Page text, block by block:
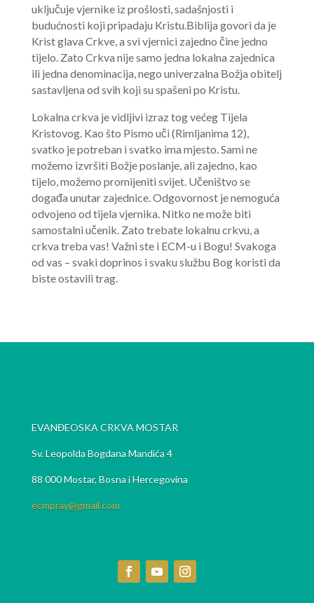
uključuje vjernike iz prošlosti, sadašnjosti i
budućnosti koji pripadaju Kristu.Biblija govori da je
Krist glava Crkve, a svi vjernici zajedno čine jedno
tijelo. Zato Crkva nije samo jedna lokalna zajednica
ili jedna denominacija, nego univerzalna Božja obitelj
sastavljena od svih koji su spašeni po Kristu.
Lokalna crkva je vidljivi izraz tog većeg Tijela
Kristovog. Kao što Pismo uči (Rimljanima 12),
svatko je potreban i svatko ima mjesto. Sami ne
možemo izvršiti Božje poslanje, ali zajedno, kao
tijelo, možemo promijeniti svijet. Učeništvo se
događa unutar zajednice. Odgovornost je nemoguća
odvojeno od tijela vjernika. Nitko ne može biti
samostalni učenik. Zato trebate lokalnu crkvu, a
crkva treba vas! Važni ste i ECM-u i Bogu! Svakoga
od vas – svaki doprinos i svaku službu Bog koristi da
biste ostavili trag.
EVANĐEOSKA CRKVA MOSTAR
Sv. Leopolda Bogdana Mandića 4
88 000 Mostar, Bosna i Hercegovina
ecmpray@gmail.com